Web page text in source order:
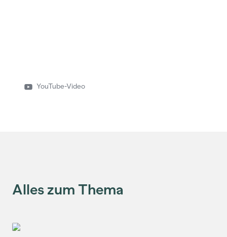
YouTube-Video
Alles zum Thema